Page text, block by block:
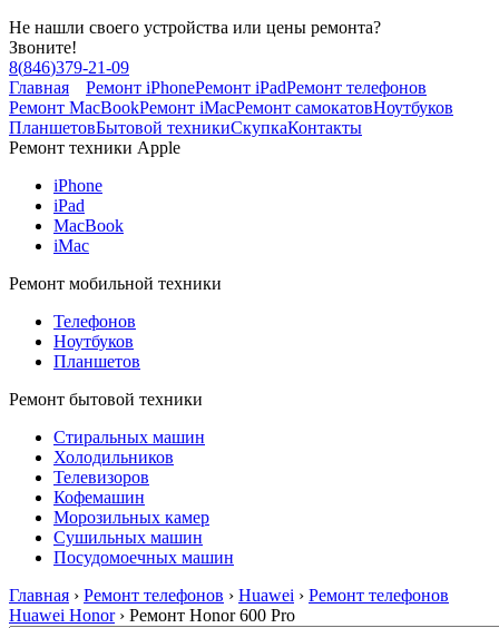
Не нашли своего устройства или цены ремонта?
Звоните!
8(846)379-21-09
Главная
Ремонт iPhoneРемонт iPadРемонт телефонов
Ремонт MacBookРемонт iMacРемонт самокатовНоутбуков
ПланшетовБытовой техникиСкупкаКонтакты
Ремонт техники Apple
iPhone
iPad
MacBook
iMac
Ремонт мобильной техники
Телефонов
Ноутбуков
Планшетов
Ремонт бытовой техники
Стиральных машин
Холодильников
Телевизоров
Кофемашин
Морозильных камер
Сушильных машин
Посудомоечных машин
Главная › Ремонт телефонов › Huawei › Ремонт телефонов
Huawei Honor› Ремонт Honor 600 Pro